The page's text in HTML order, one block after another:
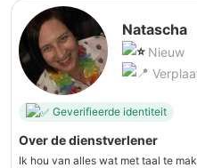
Natascha
Nieuw
Geverifieerde identiteit
Over de dienstverlener
Ik hou van alles wat met taal te